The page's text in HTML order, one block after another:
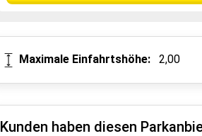
Maximale Einfahrtshöhe: 2,00
Kunden haben diesen